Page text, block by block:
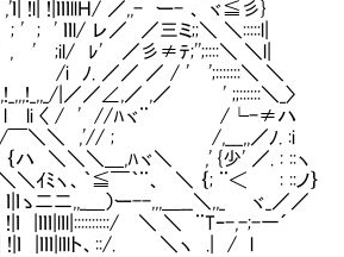
ｌllＨ/ ／,,- ー- 、 ヾ≦彡}
レ／ ／三ミ;;＼ ＼:::::l|
／彡≠ﾃ;'';::::＼ ＼l|
ﾉ. ／／ ／ / ' ';:::::::＼ ＼
,,!_,,,!_,,_/|／／∠,／ ,／ ' ;;::::::＼_〉
li 〈 / ' //ﾊヾ¨ /└-≠ハ その通り
/￣＼＼ ,'// ; /,___,,／ﾉ. :i
＼＿,ﾊヾ＼ ,' {少' ／. : ::ヽ 『杖が
≦￣｀¨、 ＼ ｛; ¨＜ : ::ノ｝
＿）ー--,,,＿__＼,,_ ヾ_／／ 極
|lｌl|::::::::::/ ＼ ＼ ¨Tｰ-,-;-一´
ｌ|lｌlト、::/. ＼ヽ .| / l